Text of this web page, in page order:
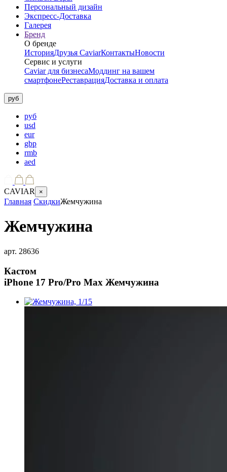
Персональный дизайн
Экспресс-Доставка
Галерея
Бренд
О бренде
ИсторияДрузья CaviarКонтактыНовости
Сервис и услуги
Caviar для бизнесаМоддинг на вашем
смартфонеРеставрацияДоставка и оплата
руб
руб
usd
eur
gbp
rmb
aed
CAVIAR ×
Главная СкидкиЖемчужина
Жемчужина
арт. 28636
Кастом
iPhone 17 Pro/Pro Max Жемчужина